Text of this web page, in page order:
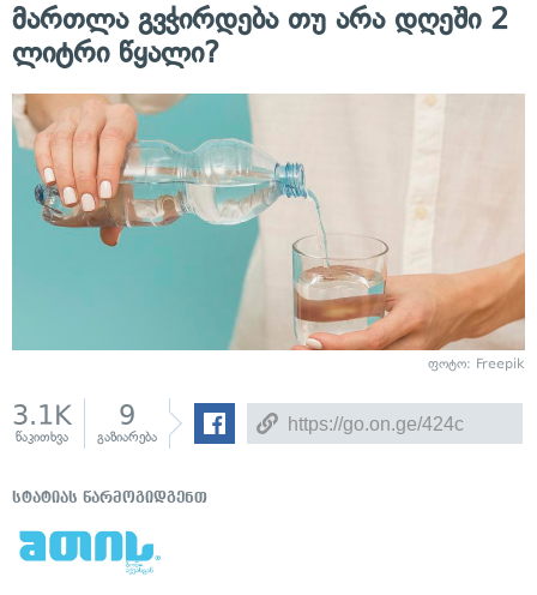
მართლა გვჭირდება თუ არა დღეში 2
ლიტრი წყალი?
ფოტო: Freepik
3.1K
წაკითხვა
9
გაზიარება
სტატიას წარმოგიდგენთ